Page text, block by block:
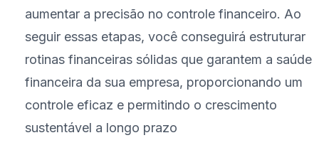
aumentar a precisão no controle financeiro. Ao
seguir essas etapas, você conseguirá estruturar
rotinas financeiras sólidas que garantem a saúde
financeira da sua empresa, proporcionando um
controle eficaz e permitindo o crescimento
sustentável a longo prazo